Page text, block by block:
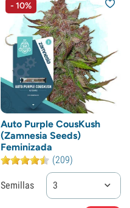
- 10%
Auto Purple CousKush
(Zamnesia Seeds)
Feminizada
(209)
Semillas 3